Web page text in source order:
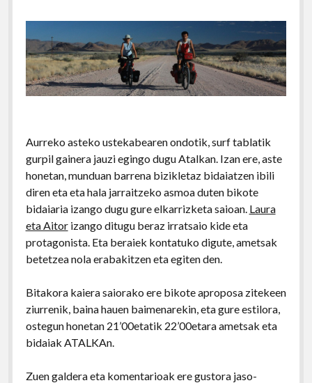
Aurreko asteko ustekabearen ondotik, surf tablatik
gurpil gainera jauzi egingo dugu Atalkan. Izan ere, aste
honetan, munduan barrena bizikletaz bidaiatzen ibili
diren eta eta hala jarraitzeko asmoa duten bikote
bidaiaria izango dugu gure elkarrizketa saioan. Laura
eta Aitorizango ditugu beraz irratsaio kide eta
protagonista. Eta beraiek kontatuko digute, ametsak
betetzea nola erabakitzen eta egiten den.
Bitakora kaiera saiorako ere bikote aproposa zitekeen
ziurrenik, baina hauen baimenarekin, eta gure estilora,
ostegun honetan 21’00etatik 22’00etara ametsak eta
bidaiak ATALKAn.
Zuen galdera eta komentarioak ere gustora jaso-